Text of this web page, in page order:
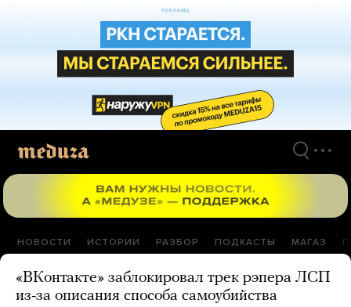
НОВОСТИ ИСТОРИИ РАЗБОР ПОДКАСТЫ МАГАЗ
«ВКонтакте» заблокировал трек рэпера ЛСП
из-за описания способа самоубийства